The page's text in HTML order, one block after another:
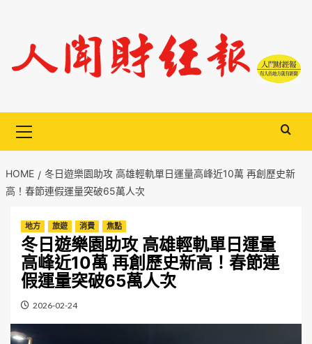
content
Menu
HOME
冬日遊樂園助攻 高雄輕軌單日運量高峰近10萬 再創歷史新
高！春節連假運量突破65萬人次
地方 旅遊 消費 焦點
冬日遊樂園助攻 高雄輕軌單日運量
高峰近10萬 再創歷史新高！春節連
假運量突破65萬人次
2026-02-24